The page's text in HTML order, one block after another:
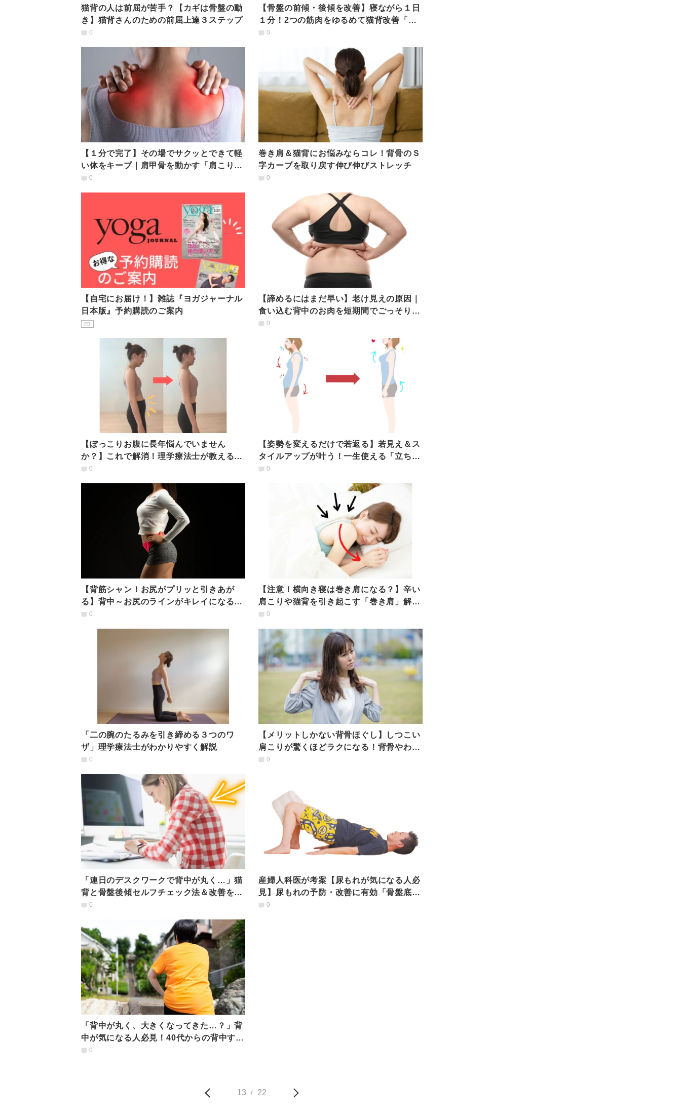
猫背の人は前屈が苦手？【カギは骨盤の動
き】猫背さんのための前屈上達３ステップ
0
【骨盤の前傾・後傾を改善】寝ながら１日
１分！2つの筋肉をゆるめて猫背改善「骨
盤矯正ストレッチ」
0
【１分で完了】その場でサクッとできて軽
い体をキープ｜肩甲骨を動かす「肩こり改
善ヨガ」
0
巻き肩＆猫背にお悩みならコレ！背骨のＳ
字カーブを取り戻す伸び伸びストレッチ
0
【自宅にお届け！】雑誌『ヨガジャーナル
日本版』予約購読のご案内
PR
【諦めるにはまだ早い】老け見えの原因｜
食い込む背中のお肉を短期間でごっそり落
とす方法
0
【ぽっこりお腹に長年悩んでいません
か？】これで解消！理学療法士が教える骨
盤底筋群トレーニング
0
【姿勢を変えるだけで若返る】若見え＆ス
タイルアップが叶う！一生使える「立ち
方」「座り方」講座
0
【背筋シャン！お尻がプリッと引きあが
る】背中～お尻のラインがキレイになる
「連動エクササイズ」
0
【注意！横向き寝は巻き肩になる？】辛い
肩こりや猫背を引き起こす「巻き肩」解消
ストレッチ
0
「二の腕のたるみを引き締める３つのワ
ザ」理学療法士がわかりやすく解説
0
【メリットしかない背骨ほぐし】しつこい
肩こりが驚くほどラクになる！背骨やわら
かストレッチ
0
「連日のデスクワークで背中が丸く…」猫
背と骨盤後傾セルフチェック法＆改善を目
指すストレッチ
0
産婦人科医が考案【尿もれが気になる人必
見】尿もれの予防・改善に有効「骨盤底筋
を鍛えるヨガ」
0
「背中が丸く、大きくなってきた…？」背
中が気になる人必見！40代からの背中すっ
きりエクササイズ
0
13 / 22